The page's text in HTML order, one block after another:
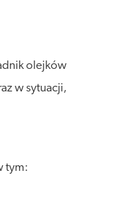
olejków
w sytuacji,
tym: